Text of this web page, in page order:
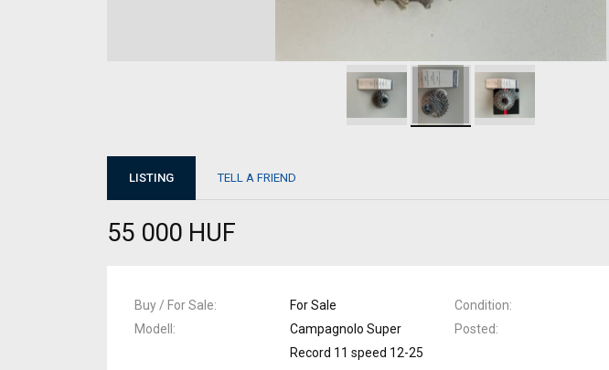
LISTING TELL A FRIEND
55 000 HUF
Buy / For Sale For Sale Condition
Modell
Campagnolo Super
Record 11 speed 12-25
Posted